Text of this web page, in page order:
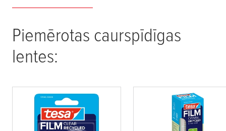
Piemērotas caurspīdīgas
lentes:
tesafilm® CLEAR
RECYCLED
tesafilm® CRYSTAL
RECYCLED